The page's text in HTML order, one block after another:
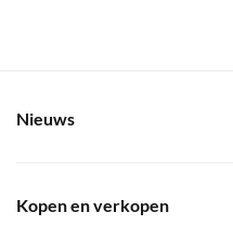
Nieuws
Kopen en verkopen